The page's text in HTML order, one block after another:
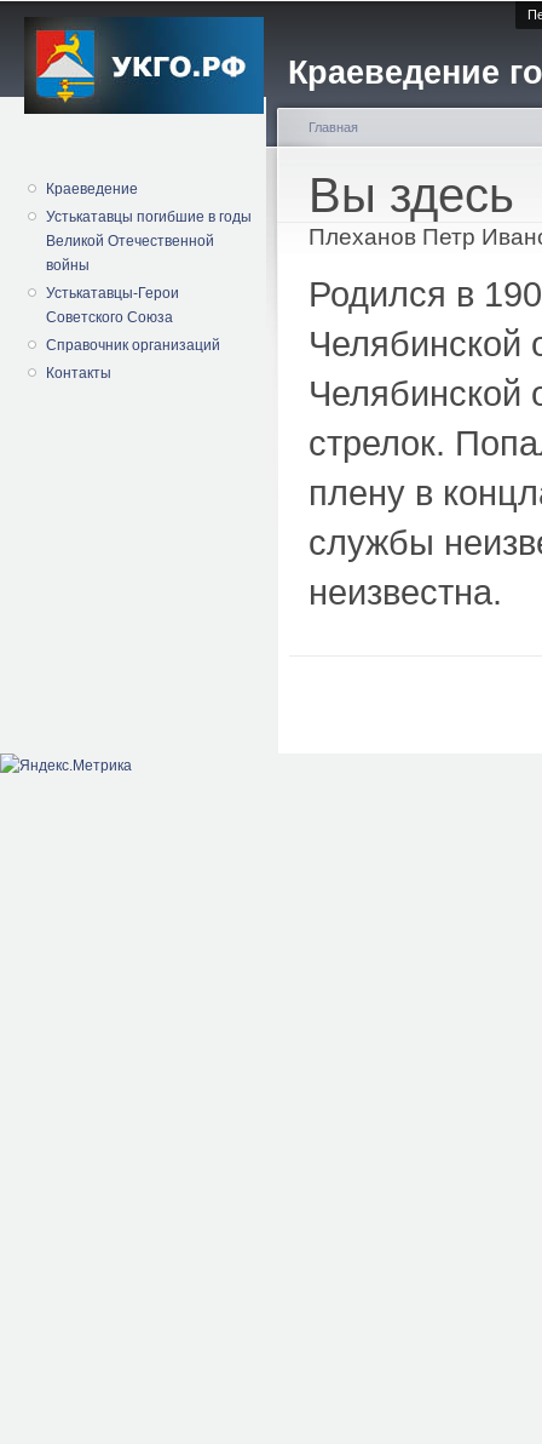
Краеведение
Краеведение
Устькатавцы погибшие в годы
Великой Отечественной
войны
Устькатавцы-Герои
Советского Союза
Справочник организаций
Контакты
Вы здесь
Главная
Плеханов Петр
Родился в
Челябинской
Челябинской
стрелок.
плену в
службы
неизвестна.